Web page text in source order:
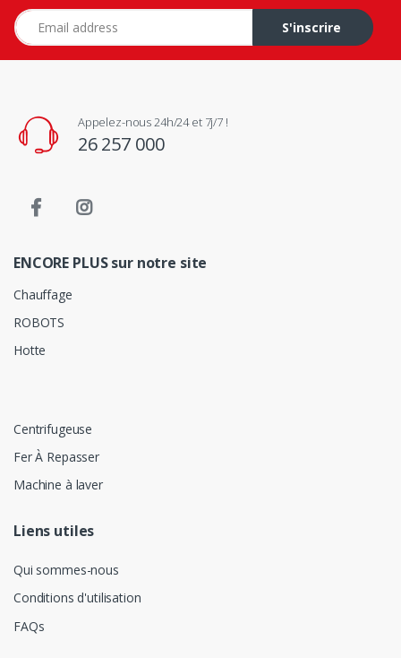
Adresse e-mail
S'inscrire
Appelez-nous 24h/24 et 7j/7 !
26 257 000
ENCORE PLUS sur notre site
Chauffage
ROBOTS
Hotte
Centrifugeuse
Fer À Repasser
Machine à laver
Liens utiles
Qui sommes-nous
Conditions d'utilisation
FAQs